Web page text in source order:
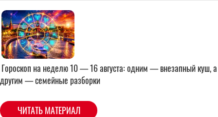
Гороскоп на неделю 10 — 16 августа: одним — внезапный куш, а
другим — семейные разборки
ЧИТАТЬ МАТЕРИАЛ